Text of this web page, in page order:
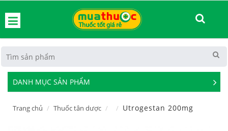
DANH MỤC SẢN PHẨM
See
Trang chủ Thuốc tân dược Utrogestan 200mg